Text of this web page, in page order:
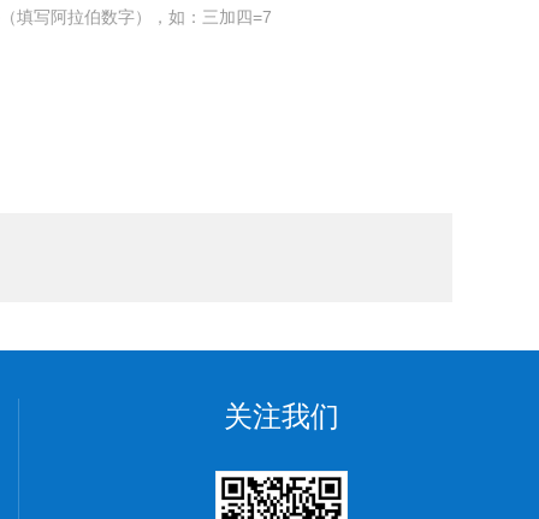
填写阿拉伯数字），如：三加四=7
关注我们